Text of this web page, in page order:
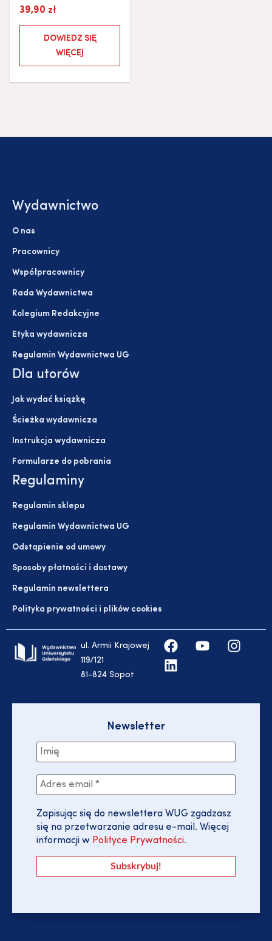
39,90 zł
DOWIEDZ SIĘ
WIĘCEJ
Wydawnictwo
O nas
Pracownicy
Współpracownicy
Rada Wydawnictwa
Kolegium Redakcyjne
Etyka wydawnicza
Regulamin Wydawnictwa UG
Dla utorów
Jak wydać książkę
Ścieżka wydawnicza
Instrukcja wydawnicza
Formularze do pobrania
Regulaminy
Regulamin sklepu
Regulamin Wydawnictwa UG
Odstąpienie od umowy
Sposoby płatności i dostawy
Regulamin newslettera
Polityka prywatności i plików cookies
ul. Armii Krajowej
119/121
81-824 Sopot
Newsletter
Zapisując się do newslettera WUG zgadzasz
się na przetwarzanie adresu e-mail. Więcej
informacji w Polityce Prywatności.